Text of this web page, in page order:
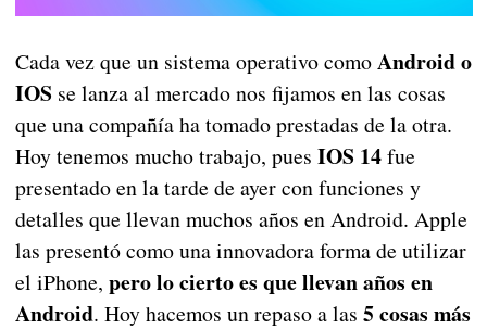
Cada vez que un sistema operativo comoAndroid o
IOS se lanza al mercado nos fijamos en las cosas
que una compañía ha tomado prestadas de la otra.
Hoy tenemos mucho trabajo, pues IOS 14fue
presentado en la tarde de ayer con funciones y
detalles que llevan muchos años en Android. Apple
las presentó como una innovadora forma de utilizar
el iPhone, pero lo cierto es que llevan años en
Android. Hoy hacemos un repaso a las 5 cosas más